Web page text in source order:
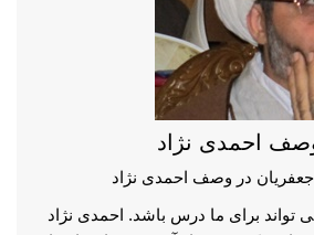
احمدی نژاد
در وصف احمدی نژاد
تواند برای ما درس باشد. احمدی نژاد